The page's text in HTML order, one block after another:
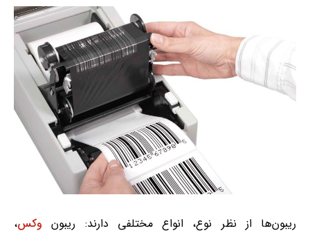
ریبون‌ها از نظر نوع، انواع مختلفی دارند: ریبون وکس،